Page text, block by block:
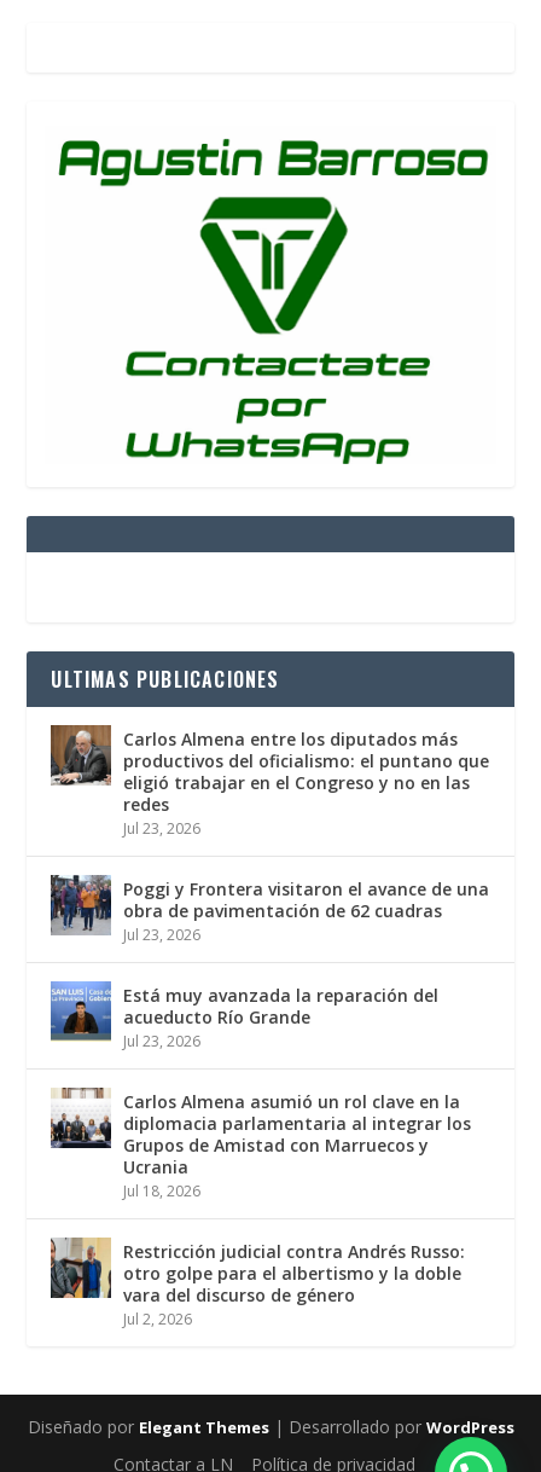
ULTIMAS PUBLICACIONES
Carlos Almena entre los diputados más
productivos del oficialismo: el puntano que
eligió trabajar en el Congreso y no en las
redes
Jul 23, 2026
Poggi y Frontera visitaron el avance de una
obra de pavimentación de 62 cuadras
Jul 23, 2026
Está muy avanzada la reparación del
acueducto Río Grande
Jul 23, 2026
Carlos Almena asumió un rol clave en la
diplomacia parlamentaria al integrar los
Grupos de Amistad con Marruecos y
Ucrania
Jul 18, 2026
Restricción judicial contra Andrés Russo:
otro golpe para el albertismo y la doble
vara del discurso de género
Jul 2, 2026
Diseñado por Elegant Themes| Desarrollado por WordPress
Contactar a LN Política de privacidad